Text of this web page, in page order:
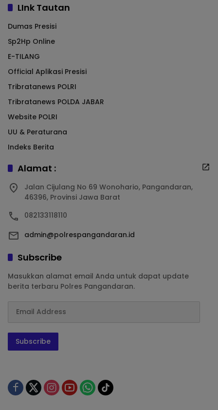
LInk Tautan
Dumas Presisi
Sp2Hp Online
E-TILANG
Official Aplikasi Presisi
Tribratanews POLRI
Tribratanews POLDA JABAR
Website POLRI
UU & Peraturana
Indeks Berita
Alamat :
Jalan Cijulang No 69 Wonohario, Pangandaran,
46396, Provinsi Jawa Barat
082133118110
admin@polrespangandaran.id
Subscribe
Masukkan alamat email Anda untuk dapat update
berita terbaru Polres Pangandaran.
Subscribe